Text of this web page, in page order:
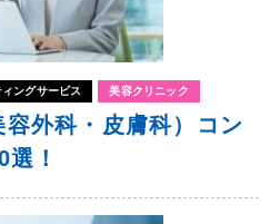
ングサービス 美容クリニック
外科・皮膚科）コン
！